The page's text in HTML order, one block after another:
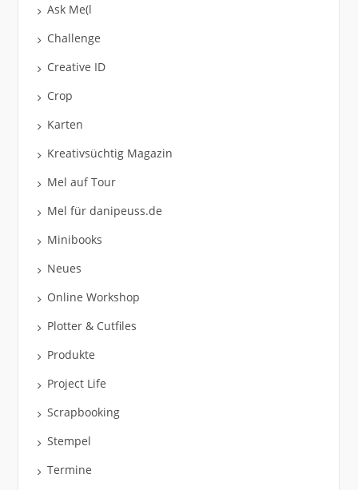
Ask Me(l
Challenge
Creative ID
Crop
Karten
Kreativsüchtig Magazin
Mel auf Tour
Mel für danipeuss.de
Minibooks
Neues
Online Workshop
Plotter & Cutfiles
Produkte
Project Life
Scrapbooking
Stempel
Termine